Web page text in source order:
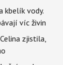
kbelík vody.
víc živin
zjistila,